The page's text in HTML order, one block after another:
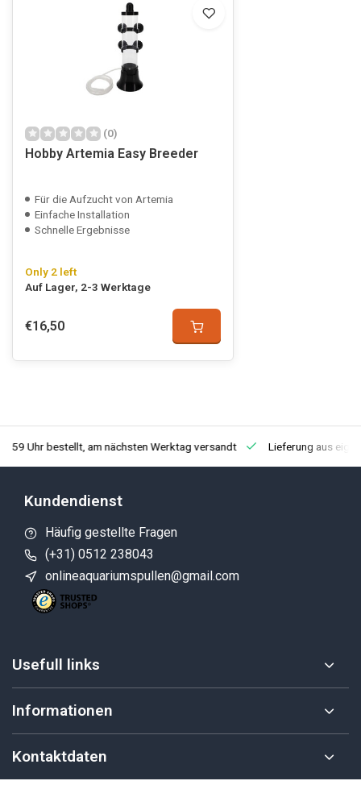
(0)
Hobby Artemia Easy Breeder
Für die Aufzucht von Artemia
Einfache Installation
Schnelle Ergebnisse
Only 2 left
Auf Lager, 2-3 Werktage
€16,50
Uhr bestellt, am nächsten Werktag versandt Lieferung aus
Kundendienst
Häufig gestellte Fragen
(+31) 0512 238043
onlineaquariumspullen@gmail.com
Usefull links
Informationen
Kontaktdaten